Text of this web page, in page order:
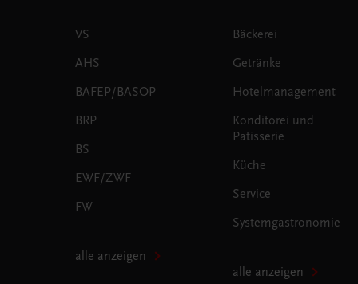
VS
AHS
BAFEP/BASOP
BRP
BS
EWF/ZWF
FW
alle anzeigen
Bäckerei
Getränke
Hotelmanagement
Konditorei und
Patisserie
Küche
Service
Systemgastronomie
alle anzeigen